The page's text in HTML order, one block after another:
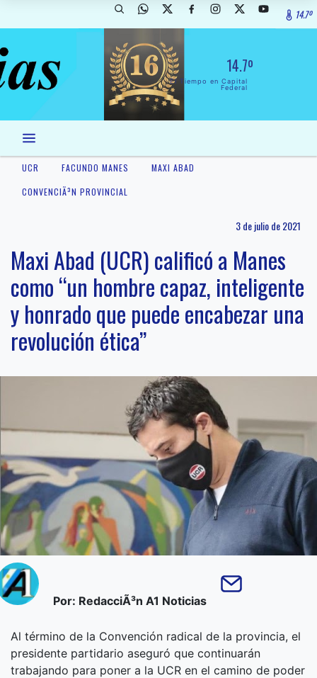
14.7º
14.7º
El Tiempo en Capital
Federal
UCR FACUNDO MANES
MAXI ABAD
CONVENCIÃ³N PROVINCIAL
3 de julio de 2021
Maxi Abad (UCR) calificó a Manes
como “un hombre capaz, inteligente
y honrado que puede encabezar una
revolución ética”
Por: RedacciÃ³n A1 Noticias
Al término de la Convención radical de la provincia, el
presidente partidario aseguró que continuarán
trabajando para poner a la UCR en el camino de poder